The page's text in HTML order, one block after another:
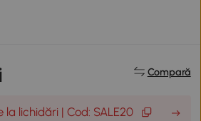
Compară
la lichidări | Cod: SALE20